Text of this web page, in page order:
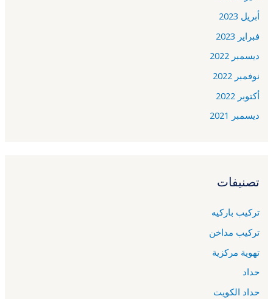
أبريل 2023
فبراير 2023
ديسمبر 2022
نوفمبر 2022
أكتوبر 2022
ديسمبر 2021
تصنيفات
تركيب باركيه
تركيب مداخن
تهوية مركزية
حداد
حداد الكويت